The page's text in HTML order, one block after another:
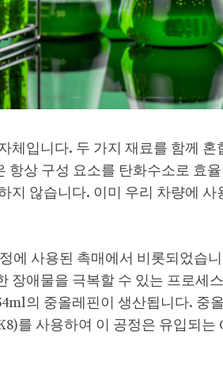
체입니다. 두 가지 재료를 함께
항상 구성 요소를 탄화수소로 효
지 않습니다. 이미 우리 차량에
에 사용된 촉매에서 비롯되었습
장애물을 극복할 수 있는 프로세
의 중올레핀이 생산됩니다. 중
를 사용하여 이 공정은 유입되